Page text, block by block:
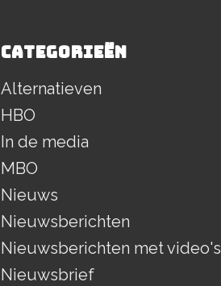
CATEGORIEËN
Alternatieven
HBO
In de media
MBO
Nieuws
Nieuwsberichten
Nieuwsberichten met video's
Nieuwsbrief